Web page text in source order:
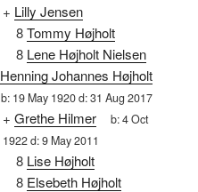
+ Lilly Jensen
8Tommy Højholt
8 Lene Højholt Nielsen
Henning Johannes Højholt
b: 19 May 1920d:31 Aug 2017
+ Grethe Hilmer b:4 Oct
1922d:9 May 2011
8 Lise Højholt
8 Elsebeth Højholt